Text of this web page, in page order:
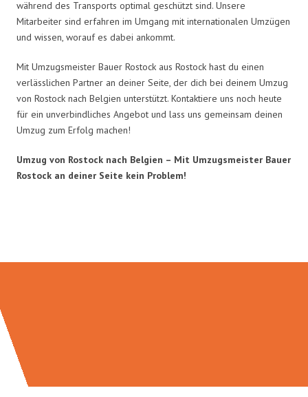
während des Transports optimal geschützt sind. Unsere
Mitarbeiter sind erfahren im Umgang mit internationalen Umzügen
und wissen, worauf es dabei ankommt.
Mit Umzugsmeister Bauer Rostock aus Rostock hast du einen
verlässlichen Partner an deiner Seite, der dich bei deinem Umzug
von Rostock nach Belgien unterstützt. Kontaktiere uns noch heute
für ein unverbindliches Angebot und lass uns gemeinsam deinen
Umzug zum Erfolg machen!
Umzug von Rostock nach Belgien – Mit Umzugsmeister Bauer
Rostock an deiner Seite kein Problem!